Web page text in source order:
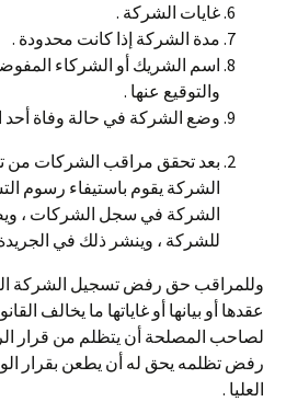
غايات الشركة .
مدة الشركة إذا كانت محدودة .
اسم الشريك أو الشركاء
والتوقيع عنها .
وضع الشركة في حالة وفاة أحد
بعد تحقق مراقب الشركات من
الشركة يقوم باستيفاء رسوم
الشركة في سجل الشركات ،
للشركة ، وينشر ذلك في
وللمراقب حق رفض تسجيل الشركة
عقدها أو بيانها أو غاياتها ما يخالف
لصاحب المصلحة أن يتظلم من قرار
رفض تظلمه يحق له أن يطعن بقرار
العليا .